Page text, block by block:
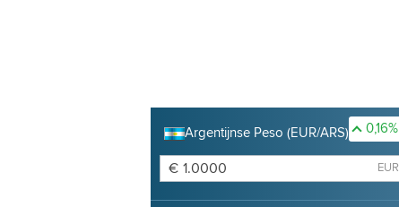
Argentijnse Peso (EUR/ARS) 0,16%
€ EUR